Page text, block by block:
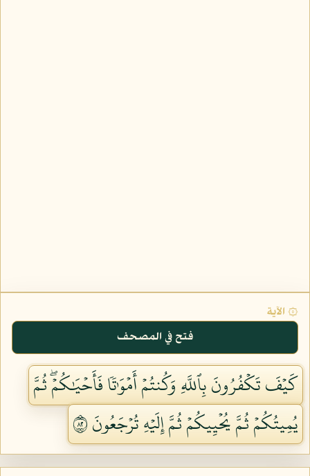
۞ الآية
فتح في المصحف
كَيۡفَ تَكۡفُرُونَ بِٱللَّهِ وَكُنتُمۡ أَمۡوَٰتٗا فَأَحۡيَٰكُمۡۖ ثُمَّ
يُمِيتُكُمۡ ثُمَّ يُحۡيِيكُمۡ ثُمَّ إِلَيۡهِ تُرۡجَعُونَ ٢٨